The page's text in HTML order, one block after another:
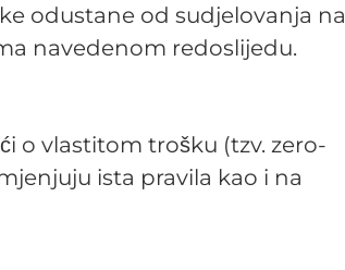
odustane od sudjelovanja na
navedenom redoslijedu.
o vlastitom trošku (tzv. zero-
ista pravila kao i na